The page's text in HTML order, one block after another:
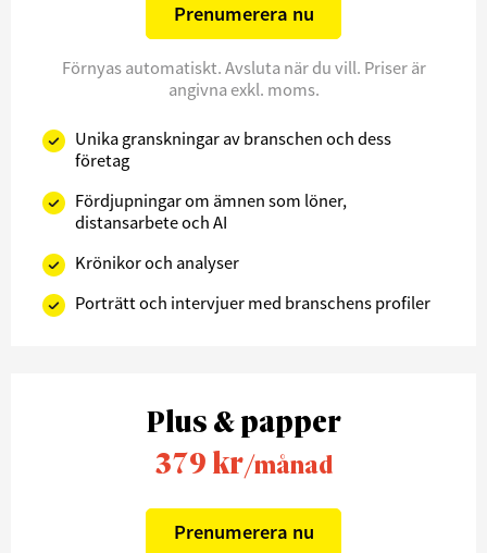
Prenumerera nu
Förnyas automatiskt. Avsluta när du vill. Priser är
angivna exkl. moms.
Unika granskningar av branschen och dess
företag
Fördjupningar om ämnen som löner,
distansarbete och AI
Krönikor och analyser
Porträtt och intervjuer med branschens profiler
Plus & papper
379 kr/månad
Prenumerera nu